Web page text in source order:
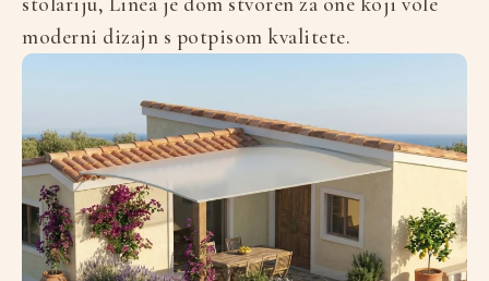
moderni dizajn s potpisom kvalitete.